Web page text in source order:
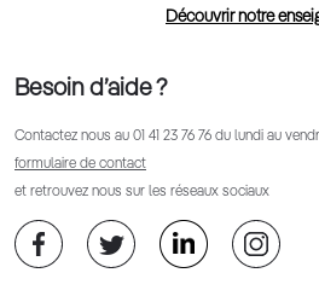
Découvrir notre
Besoin d’aide ?
Contactez nous au 01 41 23 76 76 du lundi au
formulaire de contact
et retrouvez nous sur les réseaux sociaux